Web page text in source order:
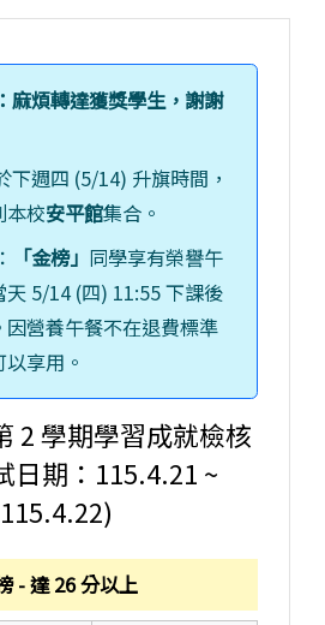
麻煩轉達獲獎學生，謝謝
週四 (5/14) 升旗時間，
本校安平館集合。
「金榜」 同學享有榮譽午
5/14 (四) 11:55 下課後
因營養午餐不在退費標準
享用。
2 學期學習成就檢核
日期：115.4.21 ~
115.4.22)
- 達 26 分以上